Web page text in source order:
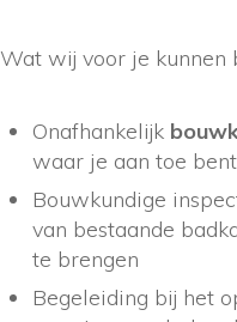
Wat wij voor je kunnen
Onafhankelijk
waar je aan toe
Bouwkundige
van bestaande
te brengen
Begeleiding bij het